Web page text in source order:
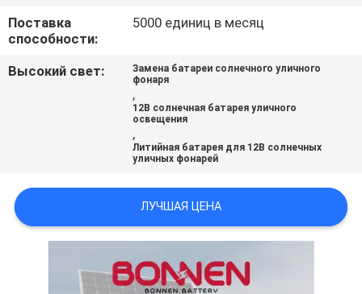
ПОЛИТИКА
КОНФИДЕНЦИАЛЬНОСТИ
Поставка
способности:
5000 единиц в месяц
Высокий свет:
Замена батареи солнечного уличного
фонаря
,
12В солнечная батарея уличного
освещения
,
Литийная батарея для 12В солнечных
уличных фонарей
ЛУЧШАЯ ЦЕНА